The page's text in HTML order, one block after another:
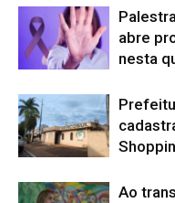
abre
nesta
Ao